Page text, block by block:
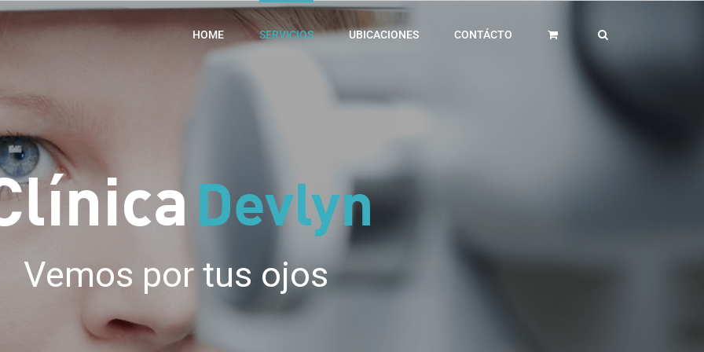
HOME SERVICIOS UBICACIONES CONTÁCTO
Devlyn
Vemos por tus ojos